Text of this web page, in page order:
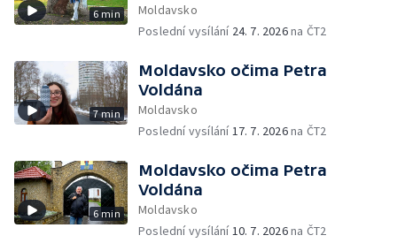
6 min
Moldavsko
Poslední vysílání 24. 7. 2026na ČT2
7 min
Moldavsko očima Petra
Voldána
Moldavsko
Poslední vysílání17. 7. 2026na ČT2
6 min
Moldavsko očima Petra
Voldána
Moldavsko
Poslední vysílání10. 7. 2026na ČT2